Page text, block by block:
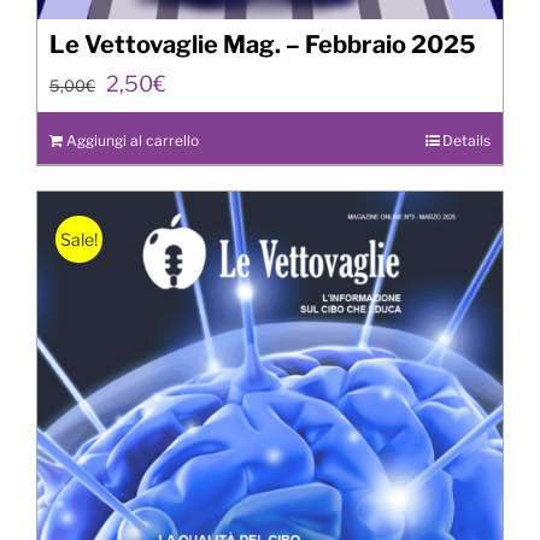
Le Vettovaglie Mag. – Febbraio 2025
5,00€
Il
prezzo
originale
era:
5,00€.
2,50€
prezzo
attuale
è:
2,50€.
Aggiungi al carrello Details
Sale!